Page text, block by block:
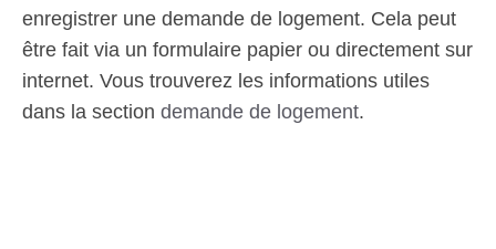
enregistrer une demande de logement. Cela peut
être fait via un formulaire papier ou directement sur
internet. Vous trouverez les informations utiles
dans la section demande de logement.